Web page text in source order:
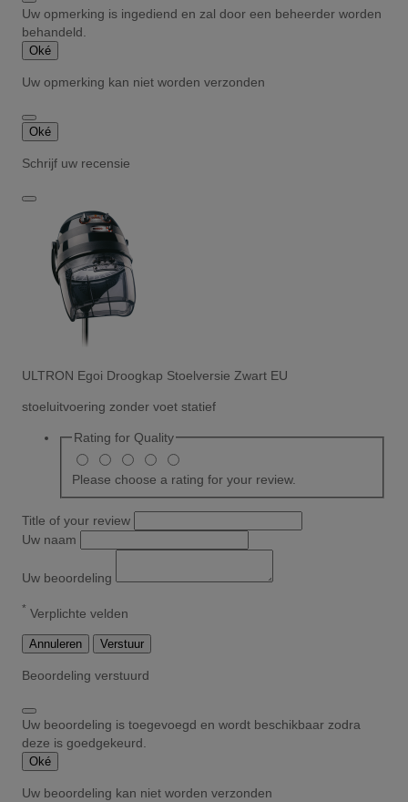
Uw opmerking is ingediend en zal door een beheerder worden
behandeld.
Oké
Uw opmerking kan niet worden verzonden
Oké
Schrijf uw recensie
ULTRON Egoi Droogkap Stoelversie Zwart EU
stoeluitvoering zonder voet statief
Rating for Quality
Please choose a rating for your review.
Title of your review
Uw naam
Uw beoordeling
* Verplichte velden
Annuleren Verstuur
Beoordeling verstuurd
Uw beoordeling is toegevoegd en wordt beschikbaar zodra
deze is goedgekeurd.
Oké
Uw beoordeling kan niet worden verzonden